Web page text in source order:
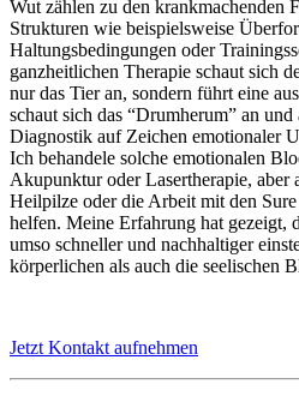
Wut zählen zu den krankmachenden
Strukturen wie beispielsweise
Haltungsbedingungen oder
ganzheitlichen Therapie schaut sich
nur das Tier an, sondern führt eine
schaut sich das “Drumherum” an
Diagnostik auf Zeichen emotionaler
Ich behandele solche emotionalen
Akupunktur oder Lasertherapie, aber
Heilpilze oder die Arbeit mit den
helfen. Meine Erfahrung hat gezeigt,
umso schneller und nachhaltiger
körperlichen als auch die seelischen
Jetzt Kontakt aufnehmen